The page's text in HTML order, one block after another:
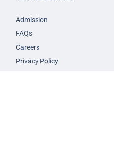
Admission
FAQs
Careers
Privacy Policy